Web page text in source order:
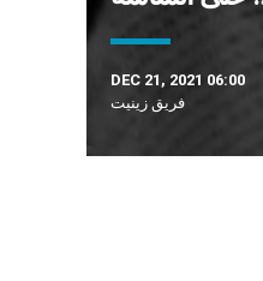
DEC 21, 2021 06:00
فريق زينيت